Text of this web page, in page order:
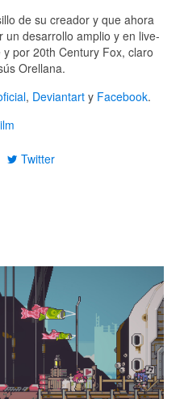
de su creador y que ahora
desarrollo amplio y en live-
por 20th Century Fox, claro
Orellana.
, Deviantart y Facebook.
Twitter